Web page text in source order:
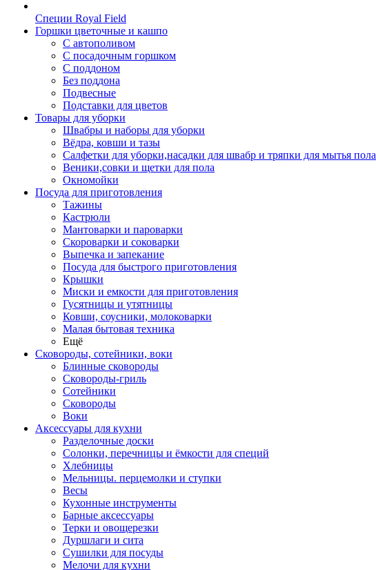
Специи Royal Field
Горшки цветочные и кашпо
С автополивом
С посадочным горшком
С поддоном
Без поддона
Подвесные
Подставки для цветов
Товары для уборки
Швабры и наборы для уборки
Вёдра, ковши и тазы
Салфетки для уборки,насадки для швабр и тряпки для мытья пола
Веники,совки и щетки для пола
Окномойки
Посуда для приготовления
Тажины
Кастрюли
Мантоварки и пароварки
Скороварки и соковарки
Выпечка и запекание
Посуда для быстрого приготовления
Крышки
Миски и емкости для приготовления
Гусятницы и утятницы
Ковши, соусники, молоковарки
Малая бытовая техника
Ещё
Сковороды, сотейники, воки
Блинные сковороды
Сковороды-гриль
Сотейники
Сковороды
Воки
Аксессуары для кухни
Разделочные доски
Солонки, перечницы и ёмкости для специй
Хлебницы
Мельницы. перцемолки и ступки
Весы
Кухонные инструменты
Барные аксессуары
Терки и овощерезки
Дуршлаги и сита
Сушилки для посуды
Мелочи для кухни